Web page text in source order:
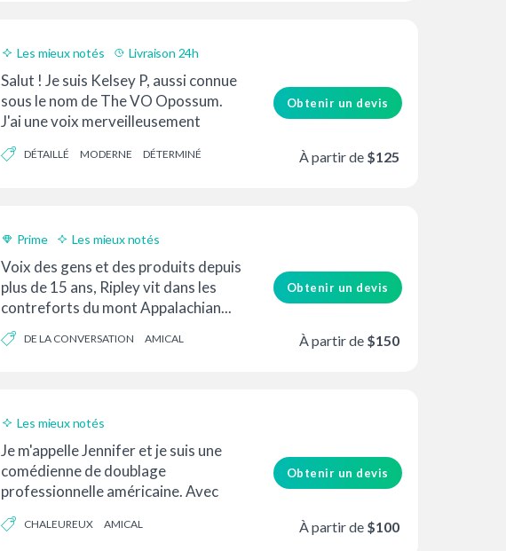
Les mieux notés Livraison 24h
Salut ! Je suis Kelsey P, aussi connue
sous le nom de The VO Opossum.
J'ai une voix merveilleusement
inspiré plus d'un...
DÉTAILLÉ MODERNE DÉTERMINÉ
Obtenir un devis
À partir de $125
Prime
Les mieux notés
Livraison 24h
Voix des gens et des produits depuis
plus de 15 ans, Ripley vit dans les
contreforts du mont Appalachian...
DE LA CONVERSATION AMICAL
Obtenir un devis
À partir de $150
Les mieux notés
Je m'appelle Jennifer et je suis une
comédienne de doublage
professionnelle américaine. Avec
qu'actrice, j'ai...
CHALEUREUX AMICAL
Obtenir un devis
À partir de $100